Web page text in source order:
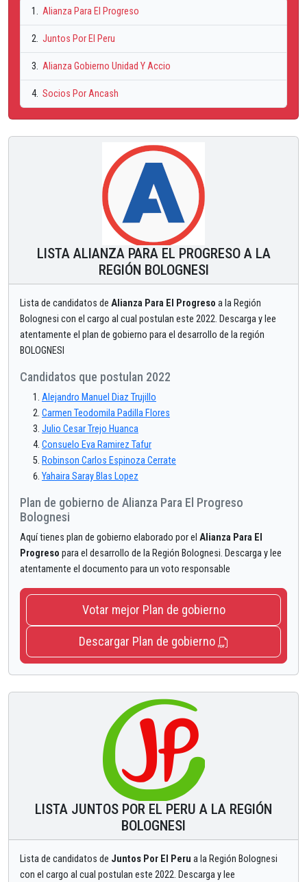
1. Alianza Para El Progreso
2. Juntos Por El Peru
3. Alianza Gobierno Unidad Y Accio
4. Socios Por Ancash
LISTA ALIANZA PARA EL PROGRESO A LA
REGIÓN BOLOGNESI
Lista de candidatos de Alianza Para El Progreso a la Región
Bolognesi con el cargo al cual postulan este 2022. Descarga y lee
atentamente el plan de gobierno para el desarrollo de la región
BOLOGNESI
Candidatos que postulan 2022
Alejandro Manuel Diaz Trujillo
Carmen Teodomila Padilla Flores
Julio Cesar Trejo Huanca
Consuelo Eva Ramirez Tafur
Robinson Carlos Espinoza Cerrate
Yahaira Saray Blas Lopez
Plan de gobierno de Alianza Para El Progreso
Bolognesi
Aquí tienes plan de gobierno elaborado por el Alianza Para El
Progreso para el desarrollo de la Región Bolognesi. Descarga y lee
atentamente el documento para un voto responsable
Votar mejor Plan de gobierno
Descargar Plan de gobierno
LISTA JUNTOS POR EL PERU A LA REGIÓN
BOLOGNESI
Lista de candidatos de Juntos Por El Peru a la Región Bolognesi
con el cargo al cual postulan este 2022. Descarga y lee